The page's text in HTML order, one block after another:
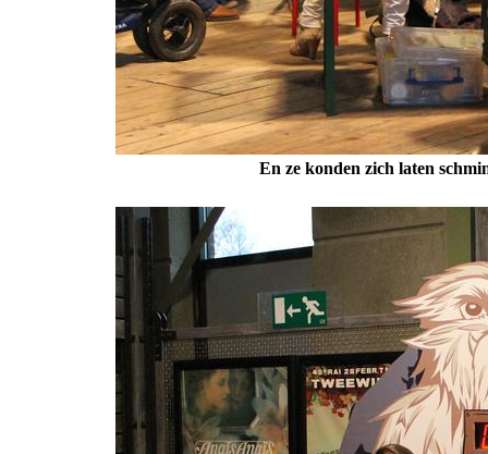
En ze konden zich laten